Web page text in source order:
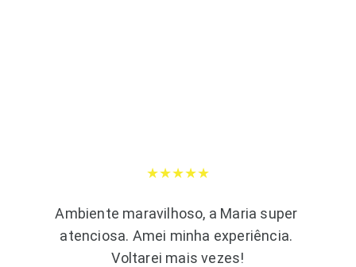
Ambiente maravilhoso, a Maria super
atenciosa. Amei minha experiência.
Voltarei mais vezes!
★★★★★